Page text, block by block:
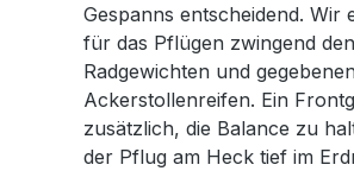
Gespanns entscheidend. Wir
für das Pflügen zwingend
Radgewichten und
Ackerstollenreifen. Ein
zusätzlich, die Balance zu
der Pflug am Heck tief im